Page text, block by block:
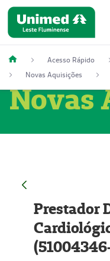
Acesso Rápido
Novas Aquisições
Novas
Prestador